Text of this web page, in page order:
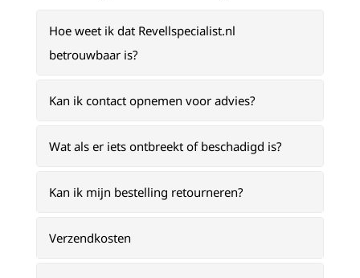
Hoe weet ik dat Revellspecialist.nl
betrouwbaar is?
Kan ik contact opnemen voor advies?
Wat als er iets ontbreekt of beschadigd is?
Kan ik mijn bestelling retourneren?
Verzendkosten